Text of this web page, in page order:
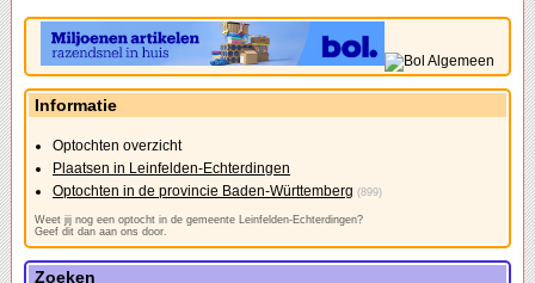
Informatie
Optochten overzicht
Plaatsen in Leinfelden-Echterdingen
Optochten in de provincie Baden-Württemberg (899)
Weet jij nog een optocht in de gemeente Leinfelden-Echterdingen?
Geef dit dan aan ons door.
Zoeken